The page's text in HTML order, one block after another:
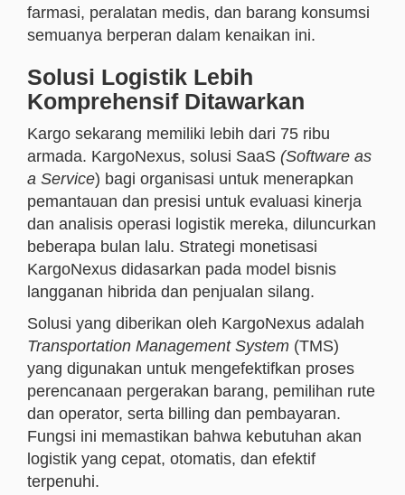
farmasi, peralatan medis, dan barang konsumsi
semuanya berperan dalam kenaikan ini.
Solusi Logistik Lebih
Komprehensif Ditawarkan
Kargo sekarang memiliki lebih dari 75 ribu
armada. KargoNexus, solusi SaaS (Software as
a Service) bagi organisasi untuk menerapkan
pemantauan dan presisi untuk evaluasi kinerja
dan analisis operasi logistik mereka, diluncurkan
beberapa bulan lalu. Strategi monetisasi
KargoNexus didasarkan pada model bisnis
langganan hibrida dan penjualan silang.
Solusi yang diberikan oleh KargoNexus adalah
Transportation Management System (TMS)
yang digunakan untuk mengefektifkan proses
perencanaan pergerakan barang, pemilihan rute
dan operator, serta billing dan pembayaran.
Fungsi ini memastikan bahwa kebutuhan akan
logistik yang cepat, otomatis, dan efektif
terpenuhi.